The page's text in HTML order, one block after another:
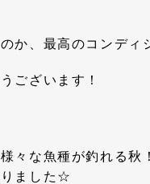
か、最高のコンデ
ございます！
々な魚種が釣れる秋
りました☆